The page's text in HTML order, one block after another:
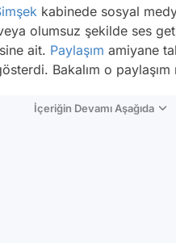
kabinede sosyal
olumsuz şekilde ses
ait. Paylaşım amiyane
Bakalım o paylaşım
İçeriğin Devamı Aşağıda